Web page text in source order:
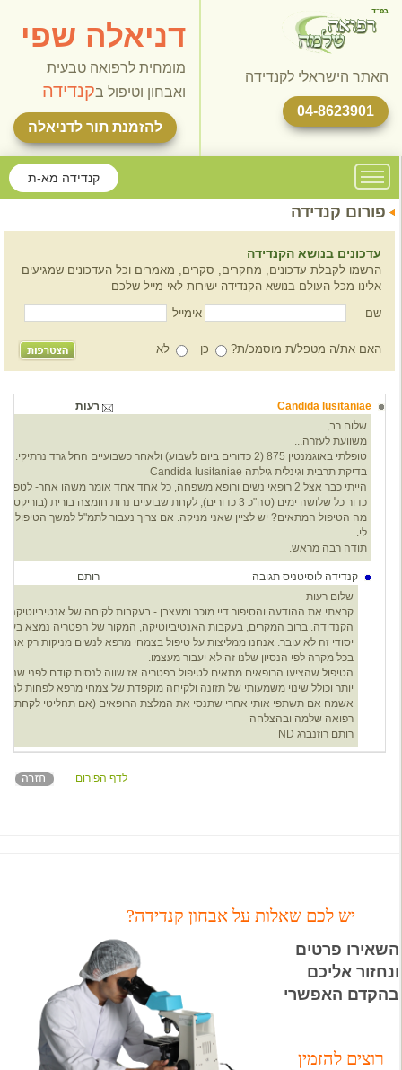
האתר הישראלי לקנדידה
04-8623901
דניאלה שפי
מומחית לרפואה טבעית
ואבחון וטיפול בקנדידה
להזמנת תור לדניאלה
קנדידה מא-ת
פורום קנדידה
עדכונים בנושא הקנדידה
הרשמו לקבלת עדכונים, מחקרים, סקרים, מאמרים וכל העדכונים שמגיעים
אלינו מכל העולם בנושא הקנדידה ישירות לאי מייל שלכם
שם
אימייל
האם את/ה מטפל/ת מוסמכ/ת? כן לא
Candida lusitaniae רעות
שלום רב,
משוועת לעזרה...
טופלתי באוגמנטין 875 (2 כדורים ביום לשבוע) ולאחר כשבועיים החל גרד נרתיקי.
בדיקת תרבית וגינלית גילתה Candida lusitaniae
כדור כל שלושה ימים (סה"כ 3 כדורים), לקחת שבועיים נרות חומצה בורית (בוריקס 600).
מה הטיפול המתאים? יש לציין שאני מניקה. אם צריך נעבור לתמ"ל למשך הטיפול
לי.
תודה רבה מראש.
קנדידה לוסיטניס תגובה רותם
שלום רעות
קראתי את ההודעה והסיפור דיי מוכר ומעצבן - בעקבות לקיחה של
הקנדידה. ברוב המקרים, בעקבות האנטיביוטיקה, המקור של הפטריה נמצא
יסודי זה לא עובר. אנחנו ממליצות על טיפול בצמחי מרפא לנשים מניקות רק
בכל מקרה לפי הנסיון שלנו זה לא יעבור מעצמו.
הטיפול שהציעו הרופאים מתאים לטיפול בפטריה אז שווה לנסות קודם לפני
יותר וכולל שינוי משמעותי של תזונה ולקיחה מוקפדת של צמחי מרפא לפחות
אשמח אם תשתפי אותי אחרי שתנסי את המלצת הרופאים (אם תחליטי לקחת
רפואה שלמה ובהצלחה
רותם רוזנברג ND
לדף הפורום
יש לכם שאלות על אבחון קנדידה?
השאירו פרטים
ונחזור אליכם
בהקדם האפשרי
רוצים להזמין